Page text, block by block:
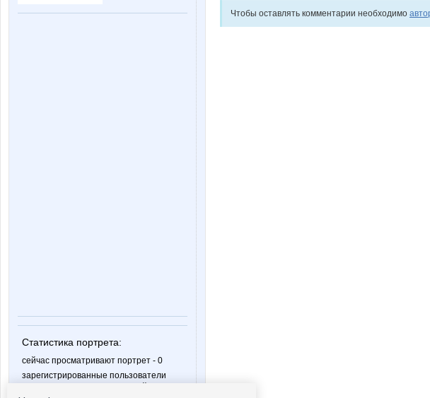
Статистика портрета:
сейчас просматривают портрет - 0
зарегистрированные пользователи
Чтобы оставлять комментарии необходимо